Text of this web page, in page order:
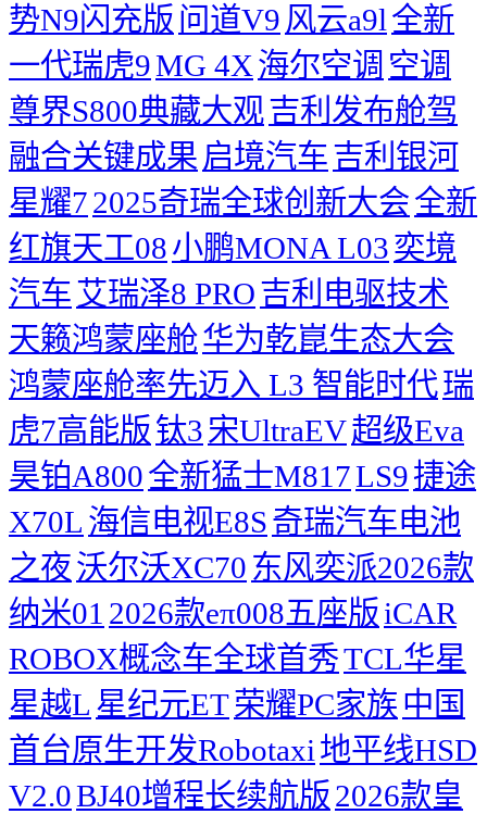
势N9闪充版 问道V9 风云a9l 全新
一代瑞虎9MG 4X海尔空调 空调
尊界S800典藏大观吉利发布舱驾
融合关键成果 启境汽车吉利银河
星耀72025奇瑞全球创新大会​全新
红旗天工08小鹏MONA L03奕境
汽车艾瑞泽8 PRO吉利电驱技术
天籁鸿蒙座舱华为乾崑生态大会
鸿蒙座舱率先迈入 L3 智能时代瑞
虎7高能版钛3 宋UltraEV超级Eva
昊铂A800全新猛士M817LS9捷途
X70L 海信电视E8S奇瑞汽车电池
之夜沃尔沃XC70 东风奕派2026款
纳米01 2026款eπ008五座版iCAR
ROBOX概念车全球首秀TCL华星
星越L 星纪元ET荣耀PC家族 中国
首台原生开发Robotaxi 地平线HSD
V2.0BJ40增程长续航版2026款皇